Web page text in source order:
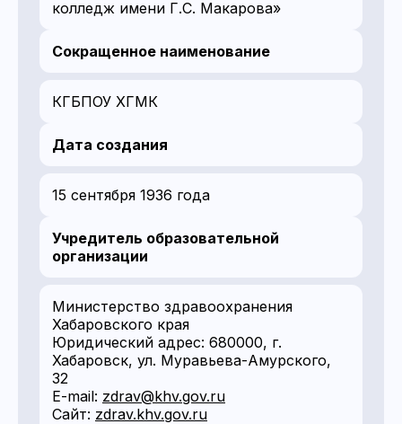
колледж имени Г.С. Макарова»
Сокращенное наименование
КГБПОУ ХГМК
Дата создания
15 сентября 1936 года
Учредитель образовательной
организации
Министерство здравоохранения
Хабаровского края
Юридический адрес: 680000, г.
Хабаровск, ул. Муравьева-Амурского,
32
E-mail: zdrav@khv.gov.ru
Сайт: zdrav.khv.gov.ru